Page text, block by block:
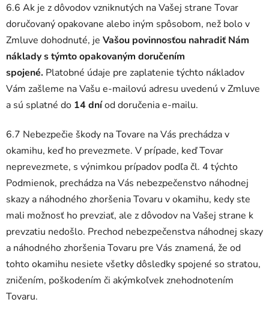
6.6 Ak je z dôvodov vzniknutých na Vašej strane Tovar
doručovaný opakovane alebo iným spôsobom, než bolo v
Zmluve dohodnuté, je Vašou povinnosťou nahradiť Nám
náklady s týmto opakovaným doručením
spojené. Platobné údaje pre zaplatenie týchto nákladov
Vám zašleme na Vašu e-mailovú adresu uvedenú v Zmluve
a sú splatné do 14 dníod doručenia e-mailu.
6.7 Nebezpečie škody na Tovare na Vás prechádza v
okamihu, keď ho prevezmete. V prípade, keď Tovar
neprevezmete, s výnimkou prípadov podľa čl. 4 týchto
Podmienok, prechádza na Vás nebezpečenstvo náhodnej
skazy a náhodného zhoršenia Tovaru v okamihu, kedy ste
mali možnosť ho prevziať, ale z dôvodov na Vašej strane k
prevzatiu nedošlo. Prechod nebezpečenstva náhodnej skazy
a náhodného zhoršenia Tovaru pre Vás znamená, že od
tohto okamihu nesiete všetky dôsledky spojené so stratou,
zničením, poškodením či akýmkoľvek znehodnotením
Tovaru.